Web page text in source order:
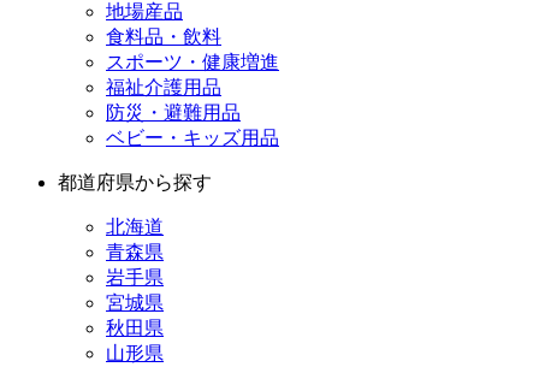
地場産品
食料品・飲料
スポーツ・健康増進
福祉介護用品
防災・避難用品
ベビー・キッズ用品
都道府県から探す
北海道
青森県
岩手県
宮城県
秋田県
山形県